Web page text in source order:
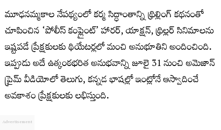
మూఢనమ్మకాల నేపథ్యంలో కర్మ సిద్ధాంతాన్ని థ్రిల్లింగ్ కథనంతో
చూపించిన ‘పోలీస్ కంప్లైంట్’ హారర్, యాక్షన్, థ్రిల్లర్ సినిమాలను
ఇష్టపడే ప్రేక్షకులకు థియేటర్లలో మంచి అనుభూతిని అందించింది.
ఇప్పుడు అదే ఉత్కంఠభరిత అనుభవాన్ని జూలై 31 నుంచి అమెజాన్
ప్రైమ్ వీడియోలో తెలుగు, కన్నడ భాషల్లో ఇంట్లోనే ఆస్వాదించే
అవకాశం ప్రేక్షకులకు లభిస్తుంది.